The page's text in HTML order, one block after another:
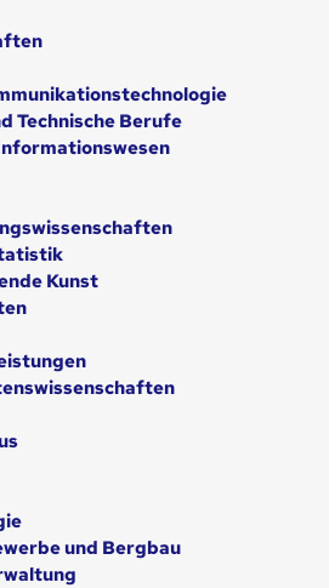
Technische Berufe
Kunst
und Bergbau